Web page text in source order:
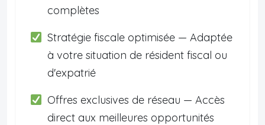
complètes
Stratégie fiscale optimisée — Adaptée
à votre situation de résident fiscal ou
d'expatrié
Offres exclusives de réseau — Accès
direct aux meilleures opportunités